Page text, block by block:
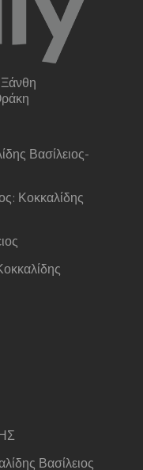
Βασίλειος-
Κοκκαλίδης
Βασίλειος